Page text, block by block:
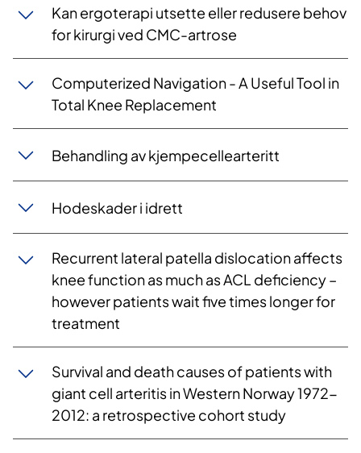
Kan ergoterapi utsette eller redusere behov
for kirurgi ved CMC-artrose​
Computerized Navigation - A Useful Tool in
Total Knee Replacement
Behandling av kjempecellearteritt
Hodeskader i idrett
Recurrent lateral patella dislocation affects
knee function as much as ACL deficiency –
however patients wait five times longer for
treatment
Survival and death causes of patients with
giant cell arteritis in Western Norway 1972-
2012: a retrospective cohort study